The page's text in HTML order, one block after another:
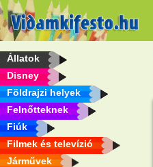
Állatok
Disney
Földrajzi helyek
Felnőtteknek
Fiúk
Filmek és televízió
Járművek